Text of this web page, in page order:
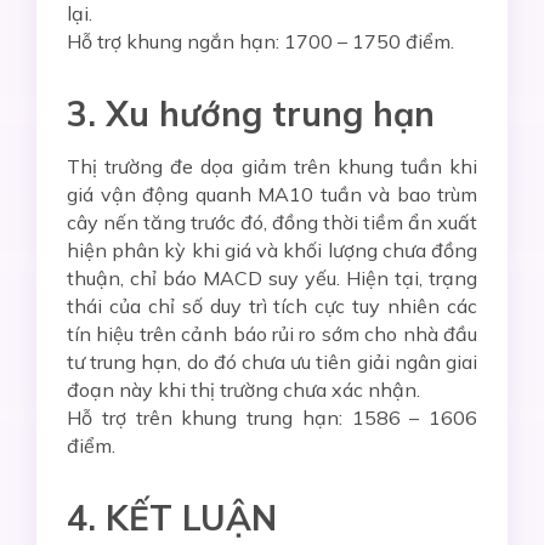
lại.
Hỗ trợ khung ngắn hạn: 1700 – 1750 điểm.
3. Xu hướng trung hạn
Thị trường đe dọa giảm trên khung tuần khi
giá vận động quanh MA10 tuần và bao trùm
cây nến tăng trước đó, đồng thời tiềm ẩn xuất
hiện phân kỳ khi giá và khối lượng chưa đồng
thuận, chỉ báo MACD suy yếu. Hiện tại, trạng
thái của chỉ số duy trì tích cực tuy nhiên các
tín hiệu trên cảnh báo rủi ro sớm cho nhà đầu
tư trung hạn, do đó chưa ưu tiên giải ngân giai
đoạn này khi thị trường chưa xác nhận.
Hỗ trợ trên khung trung hạn: 1586 – 1606
điểm.
4. KẾT LUẬN